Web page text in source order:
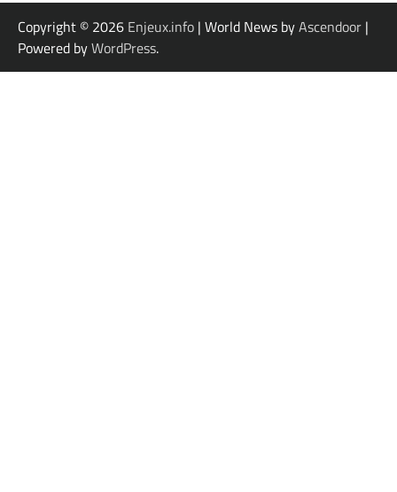
Copyright © 2026 Enjeux.info | World News byAscendoor |
Powered byWordPress.